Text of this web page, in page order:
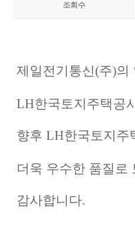
조회수
제일전기통신(주)의
LH한국토지주택공
향후 LH한국토지주
더욱 우수한 품질로
감사합니다.